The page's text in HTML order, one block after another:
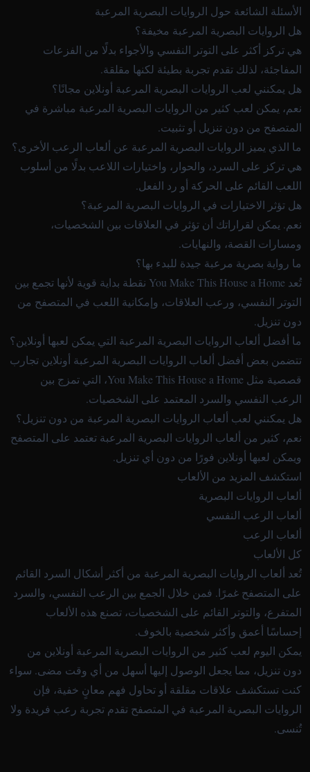
الأسئلة الشائعة حول الروايات البصرية المرعبة
هل الروايات البصرية المرعبة مخيفة؟
هي تركز أكثر على التوتر النفسي والأجواء بدلًا من الفزعات
المفاجئة، لذلك تقدم تجربة بطيئة لكنها مقلقة.
هل يمكنني لعب الروايات البصرية المرعبة أونلاين مجانًا؟
نعم، يمكن لعب كثير من الروايات البصرية المرعبة مباشرة في
المتصفح من دون تنزيل أو تثبيت.
ما الذي يميز الروايات البصرية المرعبة عن ألعاب الرعب الأخرى؟
هي تركز على السرد، والحوار، واختيارات اللاعب بدلًا من أسلوب
اللعب القائم على الحركة أو رد الفعل.
هل تؤثر الاختيارات في الروايات البصرية المرعبة؟
نعم. يمكن لقراراتك أن تؤثر في العلاقات بين الشخصيات،
ومسارات القصة، والنهايات.
ما رواية بصرية مرعبة جيدة للبدء بها؟
تُعد You Make This House a Home نقطة بداية قوية لأنها تجمع بين
التوتر النفسي، ورعب العلاقات، وإمكانية اللعب في المتصفح من
دون تنزيل.
ما أفضل ألعاب الروايات البصرية المرعبة التي يمكن لعبها أونلاين؟
تتضمن بعض أفضل ألعاب الروايات البصرية المرعبة أونلاين تجارب
قصصية مثل You Make This House a Home، التي تمزج بين
الرعب النفسي والسرد المعتمد على الشخصيات.
هل يمكنني لعب ألعاب الروايات البصرية المرعبة من دون تنزيل؟
نعم، كثير من ألعاب الروايات البصرية المرعبة تعتمد على المتصفح
ويمكن لعبها أونلاين فورًا من دون أي تنزيل.
استكشف المزيد من الألعاب
ألعاب الروايات البصرية
ألعاب الرعب النفسي
ألعاب الرعب
كل الألعاب
تُعد ألعاب الروايات البصرية المرعبة من أكثر أشكال السرد القائم
على المتصفح غمرًا. فمن خلال الجمع بين الرعب النفسي، والسرد
المتفرع، والتوتر القائم على الشخصيات، تصنع هذه الألعاب
إحساسًا أعمق وأكثر شخصية بالخوف.
يمكن اليوم لعب كثير من الروايات البصرية المرعبة أونلاين من
دون تنزيل، مما يجعل الوصول إليها أسهل من أي وقت مضى. سواء
كنت تستكشف علاقات مقلقة أو تحاول فهم معانٍ خفية، فإن
الروايات البصرية المرعبة في المتصفح تقدم تجربة رعب فريدة ولا
تُنسى.